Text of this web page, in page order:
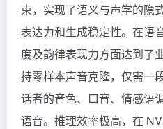
束，实现了语义与声学的隐
表达力和生成稳定性。在语
度及韵律表现力方面达到了
持零样本声音克隆，仅需一
话者的音色、口音、情感语
语音。推理效率极高，在